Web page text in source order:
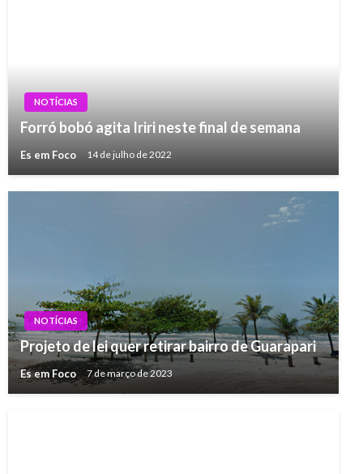
NOTÍCIAS
Forró bobó agita Iriri neste final de semana
Es em Foco 14 de julho de 2022
NOTÍCIAS
Projeto de lei quer retirar bairro de Guarapari
Es em Foco 7 de março de 2023